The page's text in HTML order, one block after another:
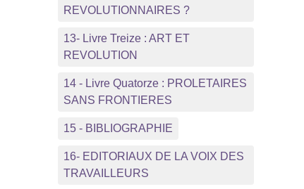
REVOLUTIONNAIRES ?
13- Livre Treize : ART ET
REVOLUTION
14 - Livre Quatorze : PROLETAIRES
SANS FRONTIERES
15 - BIBLIOGRAPHIE
16- EDITORIAUX DE LA VOIX DES
TRAVAILLEURS